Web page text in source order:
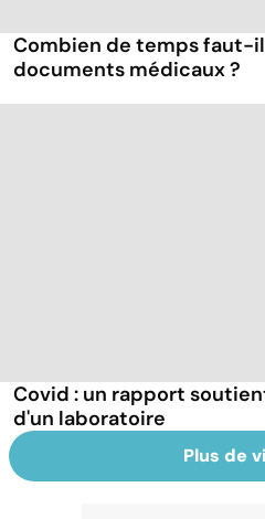
Combien de temps faut-
documents médicaux ?
Covid : un rapport
d'un laboratoire
Plus de